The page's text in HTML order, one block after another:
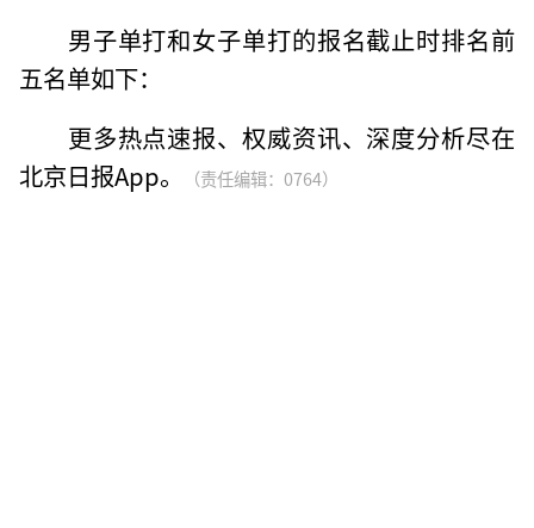
男子单打和女子单打的报名截止时排名前
五名单如下：
更多热点速报、权威资讯、深度分析尽在
北京日报App。
（责任编辑：0764）